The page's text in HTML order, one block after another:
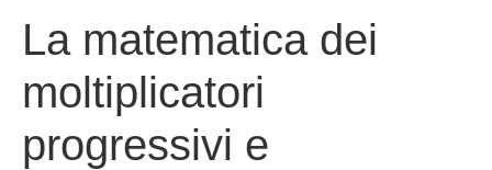
La matematica dei
moltiplicatori
progressivi e